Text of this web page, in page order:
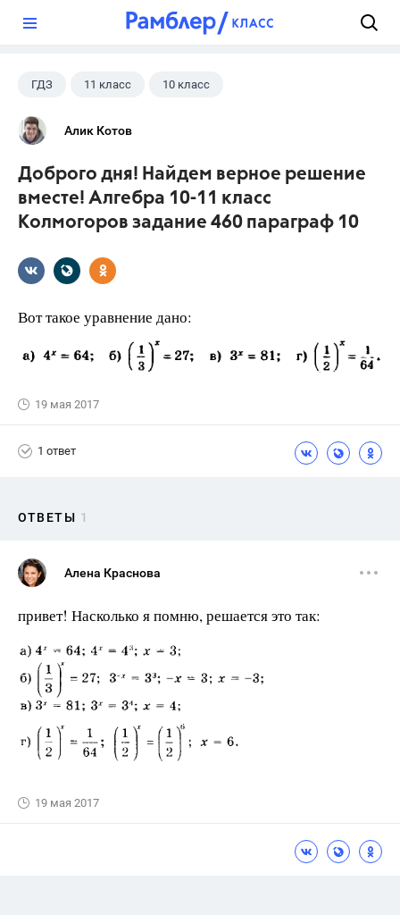
ГДЗ 11 класс 10 класс
Алгебра
Алик Котов
Доброго дня! Найдем верное решение
вместе! Алгебра 10-11 класс
Колмогоров задание 460 параграф 10
Вот такое уравнение дано:
19 мая 2017
1 ответ
ОТВЕТЫ 1
Алена Краснова
привет! Насколько я помню, решается это так:
19 мая 2017